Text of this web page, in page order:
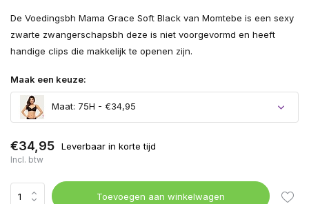
De Voedingsbh Mama Grace Soft Black van Momtebe is een sexy
zwarte zwangerschapsbh deze is niet voorgevormd en heeft
handige clips die makkelijk te openen zijn.
Maak een keuze:
Maat: 75H - €34,95
€34,95 Leverbaar in korte tijd
Incl. btw
Toevoegen aan winkelwagen